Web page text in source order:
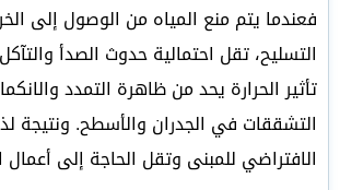
فعندما يتم منع المياه من الوصول إلى
التسليح، تقل احتمالية حدوث الصدأ
تأثير الحرارة يحد من ظاهرة التمدد
التشققات في الجدران والأسطح. ونتيجة
الافتراضي للمبنى وتقل الحاجة إلى أعمال